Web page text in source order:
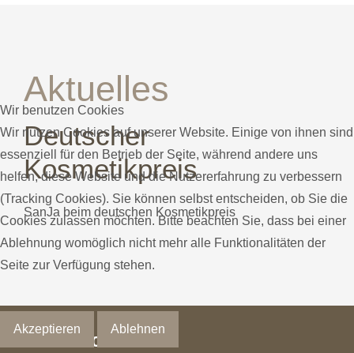
Aktuelles
Deutscher
Kosmetikpreis
SanJa beim deutschen Kosmetikpreis
Rechtliches
Wir benutzen Cookies
Wir nutzen Cookies auf unserer Website. Einige von ihnen sind
essenziell für den Betrieb der Seite, während andere uns
helfen, diese Website und die Nutzererfahrung zu verbessern
(Tracking Cookies). Sie können selbst entscheiden, ob Sie die
Cookies zulassen möchten. Bitte beachten Sie, dass bei einer
Ablehnung womöglich nicht mehr alle Funktionalitäten der
Seite zur Verfügung stehen.
Akzeptieren Ablehnen